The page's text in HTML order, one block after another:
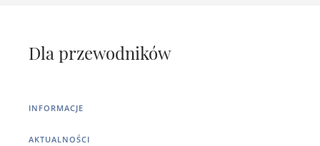
Dla przewodników
INFORMACJE
AKTUALNOŚCI